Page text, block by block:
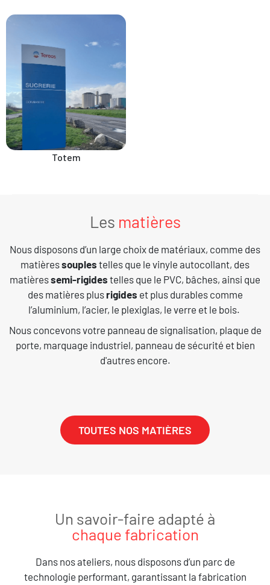
Totem
Les matières
Nous disposons d’un large choix de matériaux, comme des
matièressouples telles que le vinyle autocollant, des
matièressemi-rigides telles que le PVC, bâches, ainsi que
des matières plusrigides et plus durables comme
l’aluminium, l’acier, le plexiglas, le verre et le bois.
Nous concevons votre panneau de signalisation, plaque de
porte, marquage industriel, panneau de sécurité et bien
d'autres encore.
TOUTES NOS MATIÈRES
Un savoir-faire adapté à
chaque fabrication
Dans nos ateliers, nous disposons d’un parc de
technologie performant, garantissant la fabrication